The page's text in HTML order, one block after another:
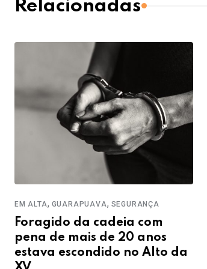
Relacionadas
EM ALTA, GUARAPUAVA, SEGURANÇA
Foragido da cadeia com
pena de mais de 20 anos
estava escondido no Alto da